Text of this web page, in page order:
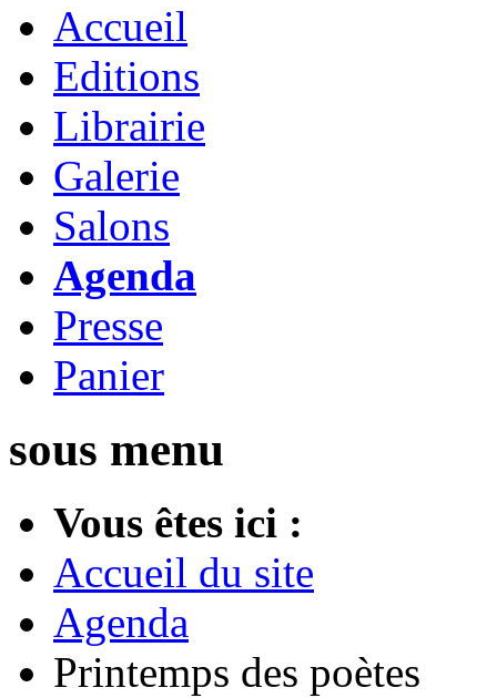
Accueil
Editions
Librairie
Galerie
Salons
Agenda
Presse
Panier
sous menu
Vous êtes ici :
Accueil du site
Agenda
Printemps des poètes